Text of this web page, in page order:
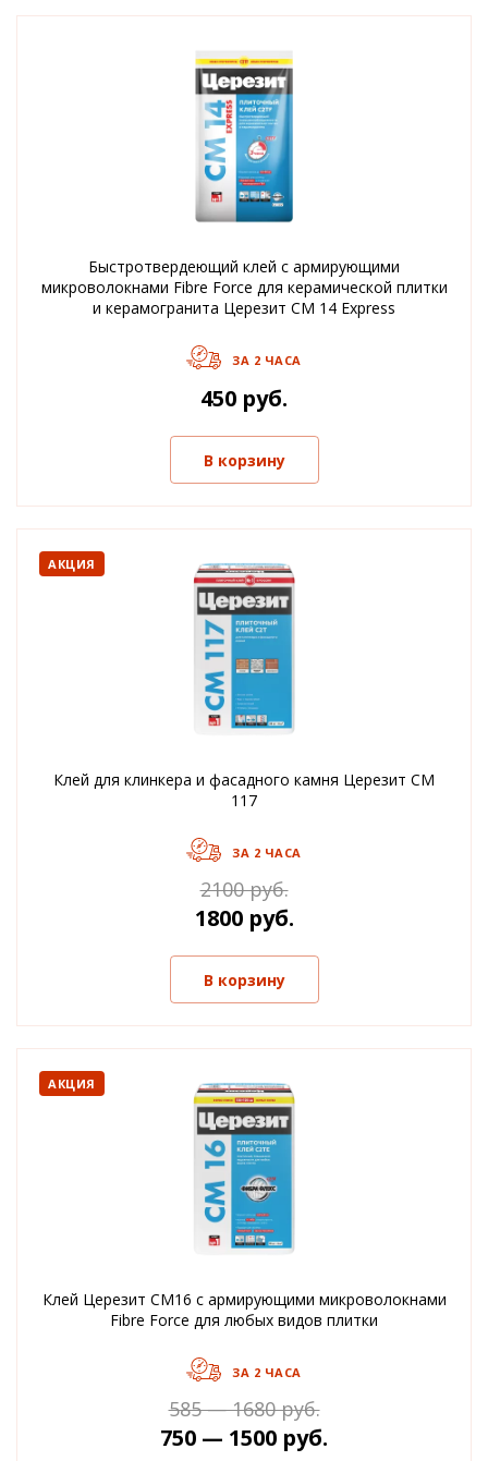
Быстротвердеющий клей с армирующими
микроволокнами Fibre Force для керамической плитки
и керамогранита Церезит CM 14 Express
ЗА 2 ЧАСА
450 руб.
В корзину
АКЦИЯ
Клей для клинкера и фасадного камня Церезит CM
117
ЗА 2 ЧАСА
2100 руб.
1800 руб.
В корзину
АКЦИЯ
Клей Церезит CM16 с армирующими микроволокнами
Fibre Force для любых видов плитки
ЗА 2 ЧАСА
585 — 1680 руб.
750 — 1500 руб.